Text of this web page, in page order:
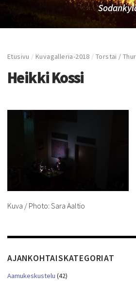
Etusivu /Kuvagalleria-2018 /Torstai /
Heikki Kossi
Kuva / Photo: Sara Aaltio
AJANKOHTAISKATEGORIAT
Aamukeskustelu (42)